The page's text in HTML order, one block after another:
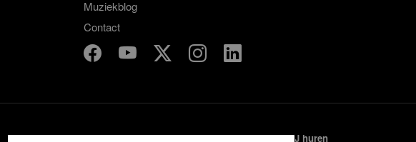
Muziekblog
Contact
Band boeken DJ huren